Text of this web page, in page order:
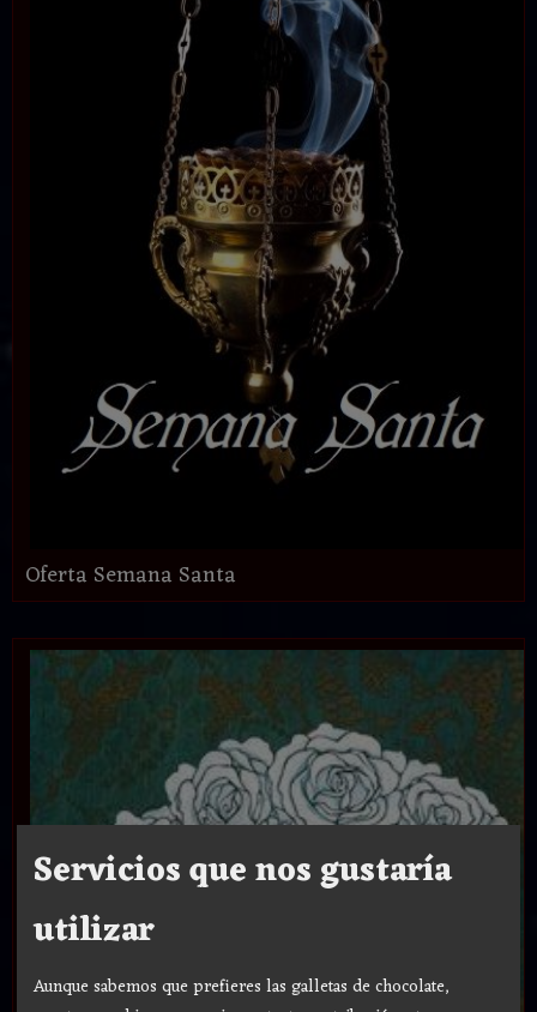
Oferta Semana Santa
Servicios que nos gustaría
utilizar
Aunque sabemos que prefieres las galletas de chocolate,